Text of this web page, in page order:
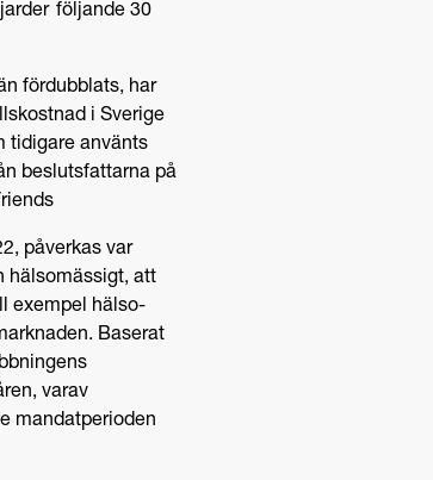
följande 30
fördubblats, har
i Sverige
tidigare använts
beslutsfattarna på
påverkas var
hälsomässigt, att
exempel hälso-
Baserat
varav
mandatperioden